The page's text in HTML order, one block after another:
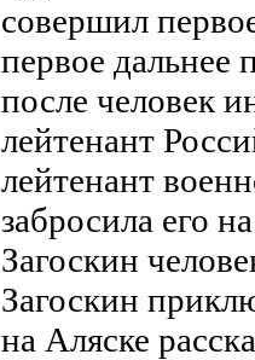
совершил
первое дальнее
после человек
лейтенант
лейтенант
забросила его
Загоскин
Загоскин
на Аляске